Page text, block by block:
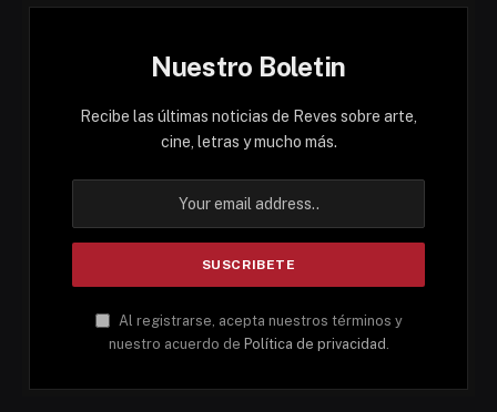
Nuestro Boletin
Recibe las últimas noticias de Reves sobre arte,
cine, letras y mucho más.
Al registrarse, acepta nuestros términos y
nuestro acuerdo de Política de privacidad .